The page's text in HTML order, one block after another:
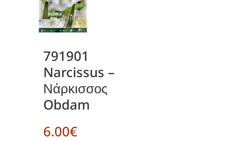
791901
Narcissus –
Νάρκισσος
Obdam
6.00€